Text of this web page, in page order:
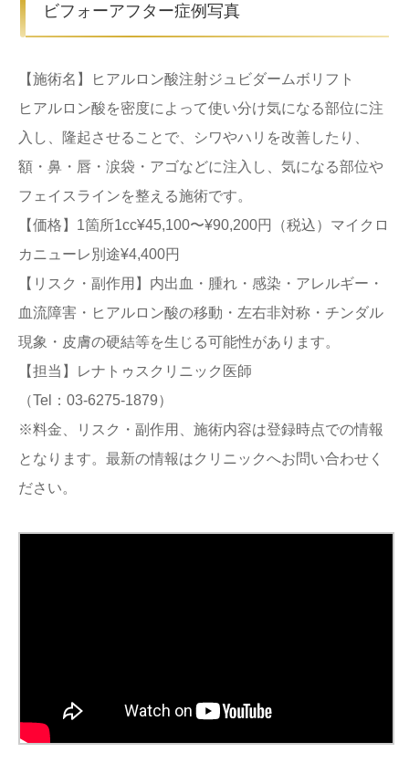
ビフォーアフター症例写真
【施術名】ヒアルロン酸注射ジュビダームボリフト
ヒアルロン酸を密度によって使い分け気になる部位に注
入し、隆起させることで、シワやハリを改善したり、
額・鼻・唇・涙袋・アゴなどに注入し、気になる部位や
フェイスラインを整える施術です。
【価格】1箇所1cc¥45,100〜¥90,200円（税込）マイクロ
カニューレ別途¥4,400円
【リスク・副作用】内出血・腫れ・感染・アレルギー・
血流障害・ヒアルロン酸の移動・左右非対称・チンダル
現象・皮膚の硬結等を生じる可能性があります。
【担当】レナトゥスクリニック医師
（Tel：03-6275-1879）
※料金、リスク・副作用、施術内容は登録時点での情報
となります。最新の情報はクリニックへお問い合わせく
ださい。